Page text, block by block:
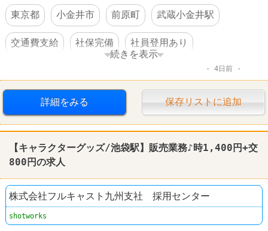
東京都
小金井市 前原町 武蔵小金井駅
交通費支給 社保完備 社員登用あり
続きを表示
4日前
詳細をみる 保存リストに追加
【キャラクターグッズ/池袋駅】 販売業務♪時1,400円+交
800円の求人
株式会社フルキャスト九州支社 採用センター
shotworks